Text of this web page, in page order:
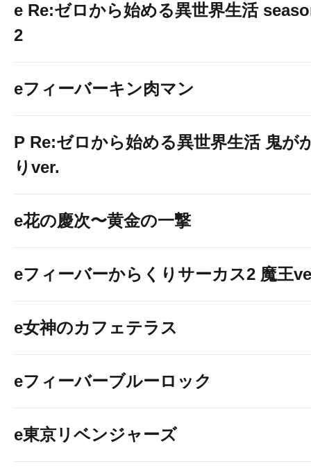
e Re:ゼロから始める異世界生活
2
eフィーバーキン肉マン
P Re:ゼロから始める異世界生活 鬼が
りver.
e花の慶次〜黄金の一撃
eフィーバーからくりサーカス2 魔王
e女神のカフェテラス
eフィーバーブルーロック
e東京リベンジャーズ